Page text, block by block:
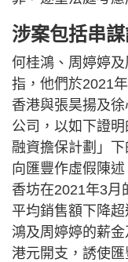
涉案包括串
何桂鴻、周婷婷
指，他們於2021
香港與張昊揚及
公司，以如下證
融資擔保計劃」
向匯豐作虛假陳
香坊在2021年3月
平均銷售額下降
鴻及周婷婷的薪
港元開支，誘使